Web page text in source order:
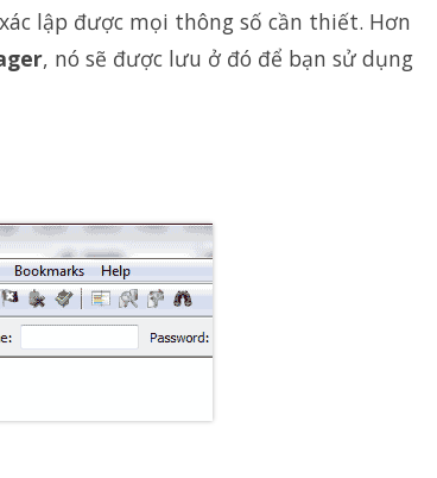
lập được mọi thông số cần thiết. Hơn
, nó sẽ được lưu ở đó để bạn sử dụng